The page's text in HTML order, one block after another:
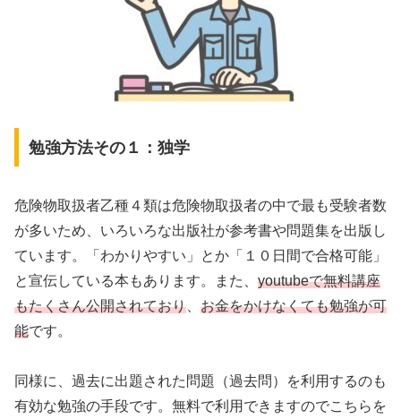
勉強方法その１：独学
危険物取扱者乙種４類は危険物取扱者の中で最も受験者数
が多いため、いろいろな出版社が参考書や問題集を出版し
ています。「わかりやすい」とか「１０日間で合格可能」
と宣伝している本もあります。また、 youtubeで無料講座
もたくさん公開されており
お金をかけなくても勉強が可
能です。
同様に、過去に出題された問題（過去問）を利用するのも
有効な勉強の手段です。無料で利用できますのでこちらを